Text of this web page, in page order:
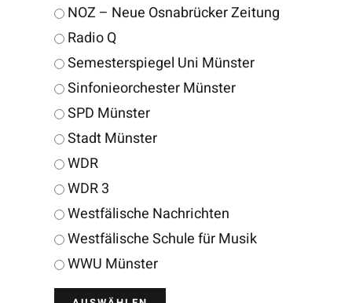
NOZ – Neue Osnabrücker Zeitung
Radio Q
Semesterspiegel Uni Münster
Sinfonieorchester Münster
SPD Münster
Stadt Münster
WDR
WDR 3
Westfälische Nachrichten
Westfälische Schule für Musik
WWU Münster